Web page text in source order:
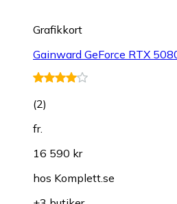
Grafikkort
Gainward GeForce RTX
(2)
fr.
16 590 kr
hos Komplett.se